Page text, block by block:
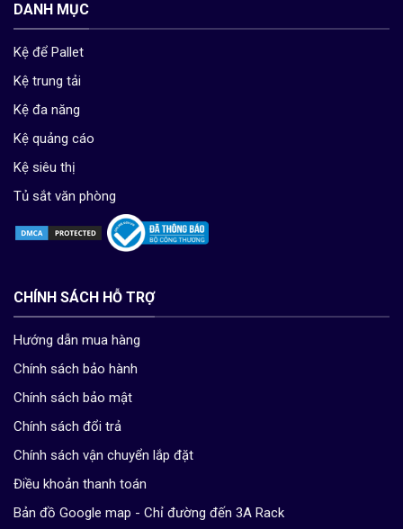
DANH MỤC
Kệ để Pallet
Kệ trung tải
Kệ đa năng
Kệ quảng cáo
Kệ siêu thị
Tủ sắt văn phòng
CHÍNH SÁCH HỖ TRỢ
Hướng dẫn mua hàng
Chính sách bảo hành
Chính sách bảo mật
Chính sách đổi trả
Chính sách vận chuyển lắp đặt
Điều khoản thanh toán
Bản đồ Google map - Chỉ đường đến 3A Rack